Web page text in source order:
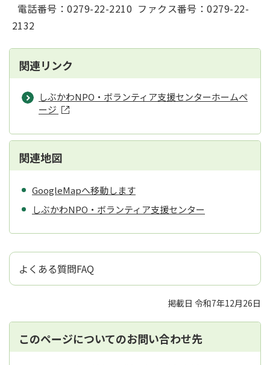
電話番号：0279-22-2210 ファクス番号：0279-22-
2132
関連リンク
しぶかわNPO・ボランティア支援センターホームペ
ージ
関連地図
GoogleMapへ移動します
しぶかわNPO・ボランティア支援センター
よくある質問FAQ
掲載日 令和7年12月26日
このページについてのお問い合わせ先